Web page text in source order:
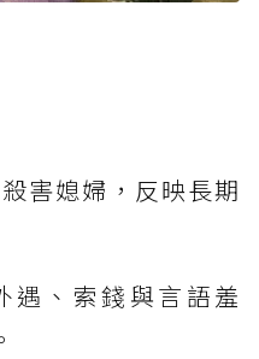
害媳婦，反映長期
遇、索錢與言語羞